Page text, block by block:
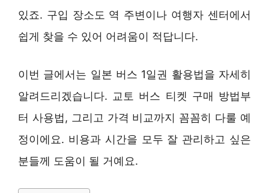
있죠. 구입 장소도 역 주변이나 여행자 센터에서
쉽게 찾을 수 있어 어려움이 적답니다.
이번 글에서는 일본 버스 1일권 활용법을 자세히
알려드리겠습니다. 교토 버스 티켓 구매 방법부
터 사용법, 그리고 가격 비교까지 꼼꼼히 다룰 예
정이에요. 비용과 시간을 모두 잘 관리하고 싶은
분들께 도움이 될 거예요.